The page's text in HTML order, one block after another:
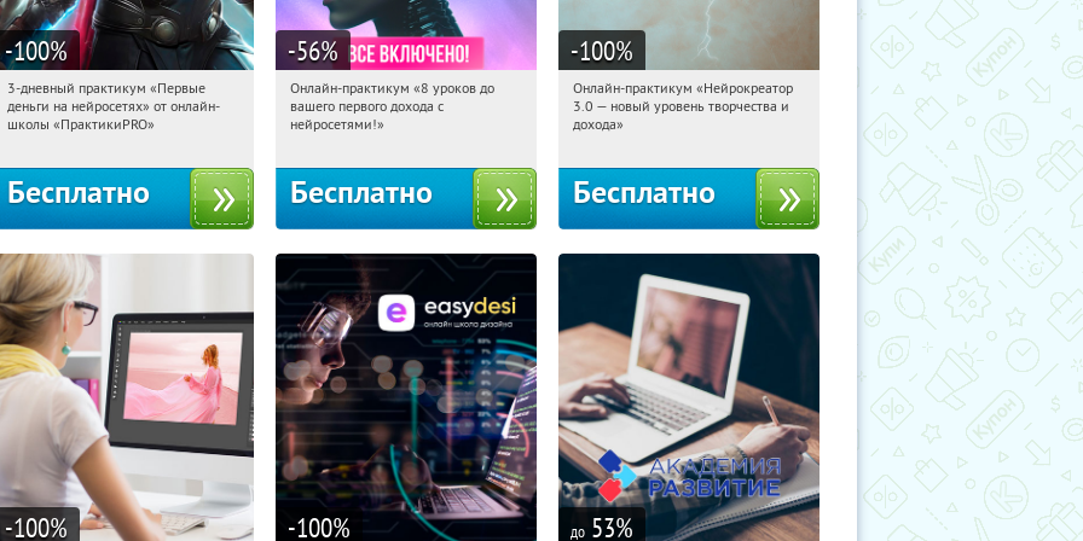
-100%
02:11:32 Получили:
Россия
3-дневный практикум «Первые
деньги на нейросетях» от онлайн-
школы «ПрактикиPRO»
Бесплатно
-56%
02:11:32 Получили:
Россия
Онлайн-практикум «8 уроков до
вашего первого дохода с
нейросетями!»
Бесплатно
-100%
02:11:32 Получили:20
Россия
Онлайн-практикум «Нейрокреатор
3.0 — новый уровень творчества и
дохода»
Бесплатно
-100% -100% до 53%